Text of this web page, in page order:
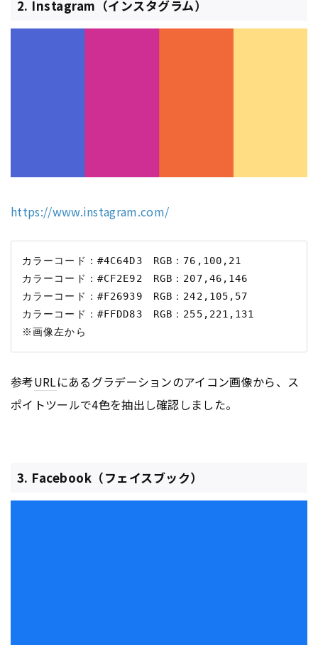
2. Instagram（インスタグラム）
https://www.instagram.com/
カラーコード：#4C64D3　RGB：76,100,21
カラーコード：#CF2E92　RGB：207,46,146
カラーコード：#F26939　RGB：242,105,57
カラーコード：#FFDD83　RGB：255,221,131
参考URLにあるグラデーションのアイコン画像から、ス
ポイトツールで4色を抽出し確認しました。
3. Facebook（フェイスブック）